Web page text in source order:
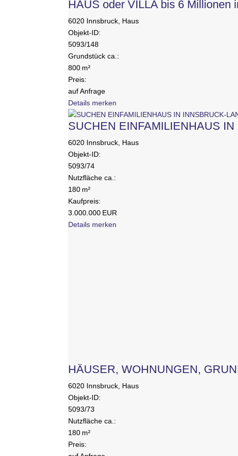
HAUS oder VILLA bis 6 Millionen
6020 Innsbruck, Haus
Objekt-ID:
5093/148
Grund­stück ca.:
800 m²
Preis:
auf Anfrage
Details merken
SUCHEN EINFAMILIENHAUS
6020 Innsbruck, Haus
Objekt-ID:
5093/74
Nutzfläche ca.:
180 m²
Kaufpreis:
3.000.000 EUR
Details merken
HÄUSER, WOHNUNGEN,
6020 Innsbruck, Haus
Objekt-ID:
5093/73
Nutzfläche ca.:
180 m²
Preis: